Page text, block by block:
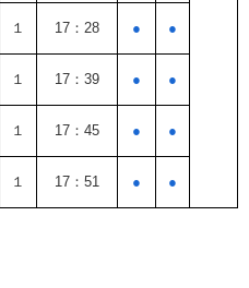
１ 17：28 ● ●
１ 17：39 ● ●
１ 17：45 ● ●
１ 17：51 ● ●